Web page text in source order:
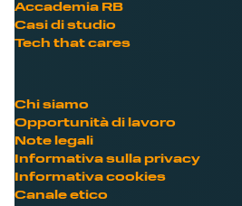
Accademia RB
Casi di studio
Tech that cares
Chi siamo
Opportunità di lavoro
Note legali
Informativa sulla privacy
Informativa cookies
Canale etico